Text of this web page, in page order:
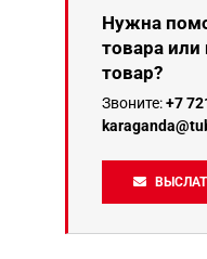
Нужна
товара
товар?
Звоните:+7